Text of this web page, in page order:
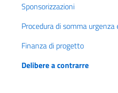
Sponsorizzazioni
Procedura di somma
Finanza di progetto
Delibere a contrarre